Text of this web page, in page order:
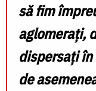
să fim
aglomerați,
dispersați
de